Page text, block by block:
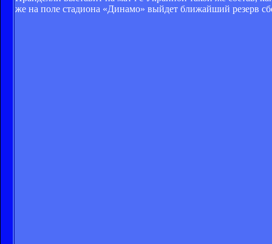
же на поле стадиона «Динамо» выйдет ближайший резерв